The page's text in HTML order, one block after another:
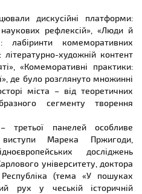
дискусійні платформи:
рефлексій», «Люди й
комеморативних
художній контент
«Комеморативні практики:
де було розглянуто множинні
міста – від теоретичних
сегменту творення
третьої панелей особливе
Марека Пржигоди,
досліджень
університету, доктора
Республіка (тема «У пошуках
рух у чеській історичній